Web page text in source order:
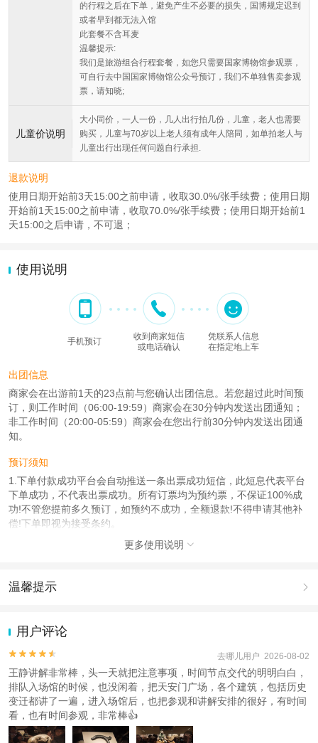
的行程之后在下单，避免产生不必要的损失，国博规定迟到
或者早到都无法入馆
此套餐不含耳麦
温馨提示:
我们是旅游组合行程套餐，如您只需要国家博物馆参观票，
可自行去中国国家博物馆公众号预订，我们不单独售卖参观
票，请知晓;
儿童价说明
大小同价，一人一份，几人出行拍几份，儿童，老人也需要
购买，儿童与70岁以上老人须有成年人陪同，如单拍老人与
儿童出行出现任何问题自行承担.
退款说明
使用日期开始前3天15:00之前申请，收取30.0%/张手续费；使用日期
开始前1天15:00之前申请，收取70.0%/张手续费；使用日期开始前1
天15:00之后申请，不可退；
使用说明
手机预订
收到商家短信
或电话确认
凭联系人信息
在指定地上车
出团信息
商家会在出游前1天的23点前与您确认出团信息。若您超过此时间预
订，则工作时间（06:00-19:59）商家会在30分钟内发送出团通知；
非工作时间（20:00-05:59）商家会在您出行前30分钟内发送出团通
知。
预订须知
1.下单付款成功平台会自动推送一条出票成功短信，此短息代表平台
下单成功，不代表出票成功。所有订票均为预约票，不保证100%成
功!不管您提前多久预订，如预约不成功，全额退款!不得申请其他补
偿!下单即视为接受条约。
此次行程的地接接待服务，由本公司、关联公司或合作公司负责提
供，您下单即视为已知晓该情况。
行程产品包含如下:
区分人群，大小同价，请按照出行人数购买对应份数的讲解
2，出行前会给您发送太庙讲解集合短信，请留意手机短信，并按照
短信内容前往太庙集合，如出行前一晚23：00前还未收到短信，请联
系在线客服
3，国博上午入馆时间为9：00-11：00点，中午入馆时间为11：00-
13：30，下午入馆时间为13：30-16：00，国博导游不入内讲解，自
由参观
4，出行当天请自行携带好下单时候填写的对应身份证证件
5, 因一日游产品为一个整体，不支持部分体验后退款及出行当天退款
更多使用说明 
温馨提示 
动（如跳伞、潜水、滑雪等）前，请务必仔细阅读
2.为普及旅游安全知识及旅游文明公约，使您的旅程顺利圆满完成，
特制定《去哪儿网旅游安全手册》 ，请您认真阅读并切实遵守。
用户评论

 去哪儿用户 2026-08-02
王静讲解非常棒，头一天就把注意事项，时间节点交代的明明白白，
排队入场馆的时候，也没闲着，把天安门广场，各个建筑，包括历史
变迁都讲了一遍，进入场馆后，也把参观和讲解安排的很好，有时间
看，也有时间参观，非常棒👍